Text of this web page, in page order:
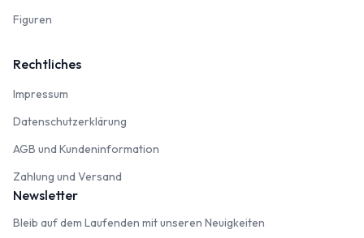
Figuren
Rechtliches
Impressum
Datenschutzerklärung
AGB und Kundeninformation
Zahlung und Versand
Newsletter
Bleib auf dem Laufenden mit unseren Neuigkeiten